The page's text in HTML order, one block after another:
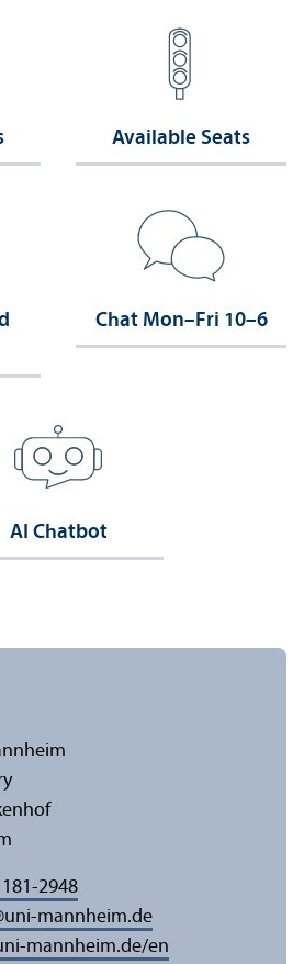
Available Seats
Chat Mon–Fri 10–6
AI Chatbot
2948
uni-mannheim.de
mannheim.de/en